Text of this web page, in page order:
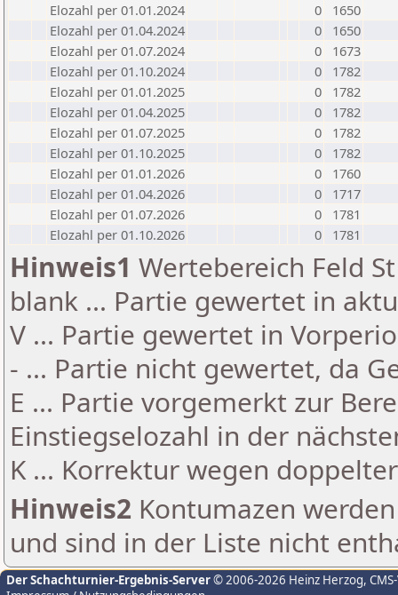
Elozahl per 01.01.2024
0
1650
Elozahl per 01.04.2024
0
1650
Elozahl per 01.07.2024
0
1673
Elozahl per 01.10.2024
0
1782
Elozahl per 01.01.2025
0
1782
Elozahl per 01.04.2025
0
1782
Elozahl per 01.07.2025
0
1782
Elozahl per 01.10.2025
0
1782
Elozahl per 01.01.2026
0
1760
Elozahl per 01.04.2026
0
1717
Elozahl per 01.07.2026
0
1781
Elozahl per 01.10.2026
0 1781
Hinweis1 Wertebereich Feld
blank ... Partie gewertet in
V ... Partie gewertet in
- ... Partie nicht gewertet, da
E ... Partie vorgemerkt zur
Einstiegselozahl in der
K ... Korrektur wegen
Hinweis2 Kontumazen
und sind in der Liste nicht
Der Schachturnier-Ergebnis-Server© 2006-2026 Heinz Herzog,